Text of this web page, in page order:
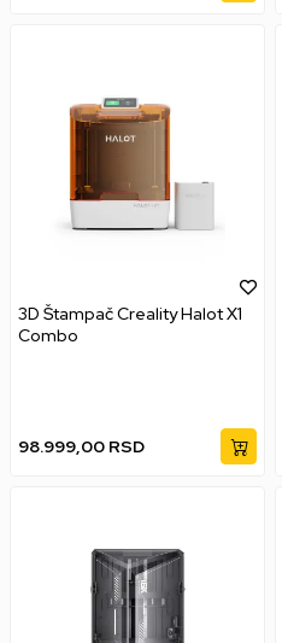
3D Štampač Creality Halot X1
Combo
98.999,00 RSD